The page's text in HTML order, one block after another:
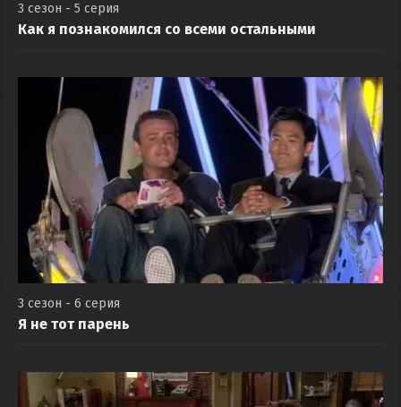
3 сезон - 5 серия
Как я познакомился со всеми остальными
3 сезон - 6 серия
Я не тот парень